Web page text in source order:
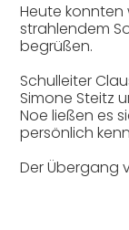
Heute konnten
strahlendem
begrüßen.
Schulleiter
Simone Steitz
Noe ließen es
persönlich
Der Übergang